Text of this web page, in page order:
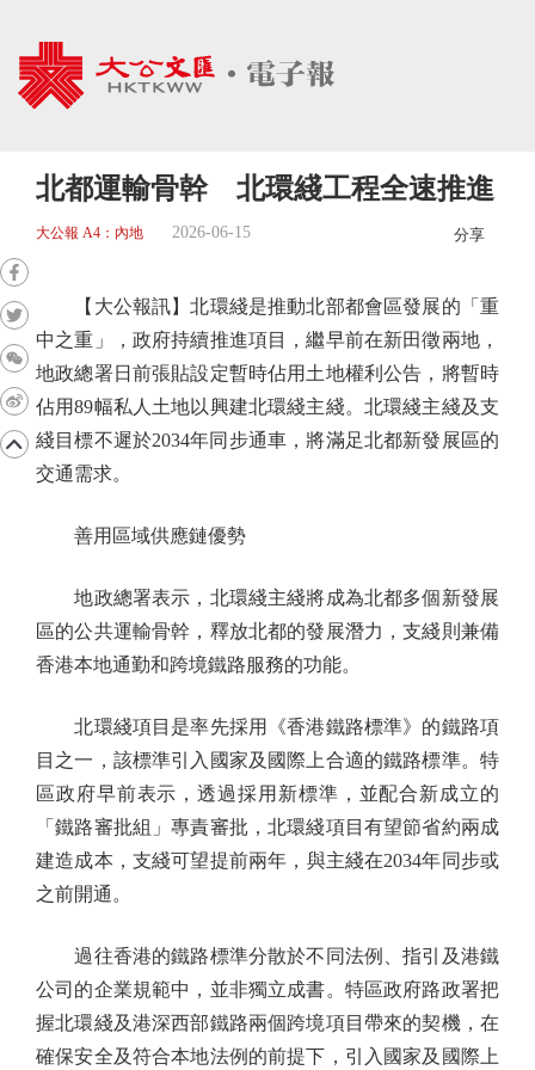
北都運輸骨幹 北環綫工程全速推進
大公報 A4：內地 2026-06-15 分享
【大公報訊】北環綫是推動北部都會區發展的「重
中之重」，政府持續推進項目，繼早前在新田徵兩地，
地政總署日前張貼設定暫時佔用土地權利公告，將暫時
佔用89幅私人土地以興建北環綫主綫。北環綫主綫及支
綫目標不遲於2034年同步通車，將滿足北都新發展區的
交通需求。
善用區域供應鏈優勢
地政總署表示，北環綫主綫將成為北都多個新發展
區的公共運輸骨幹，釋放北都的發展潛力，支綫則兼備
香港本地通勤和跨境鐵路服務的功能。
北環綫項目是率先採用《香港鐵路標準》的鐵路項
目之一，該標準引入國家及國際上合適的鐵路標準。特
區政府早前表示，透過採用新標準，並配合新成立的
「鐵路審批組」專責審批，北環綫項目有望節省約兩成
建造成本，支綫可望提前兩年，與主綫在2034年同步或
之前開通。
過往香港的鐵路標準分散於不同法例、指引及港鐵
公司的企業規範中，並非獨立成書。特區政府路政署把
握北環綫及港深西部鐵路兩個跨境項目帶來的契機，在
確保安全及符合本地法例的前提下，引入國家及國際上